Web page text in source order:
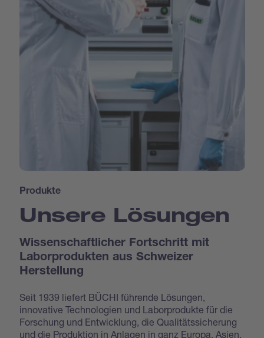
Produkte
Unsere Lösungen
Wissenschaftlicher Fortschritt mit
Laborprodukten aus Schweizer
Herstellung
Seit 1939 liefert BÜCHI führende Lösungen,
innovative Technologien und Laborprodukte für die
Forschung und Entwicklung, die Qualitätssicherung
und die Produktion in Anlagen in ganz Europa, Asien,